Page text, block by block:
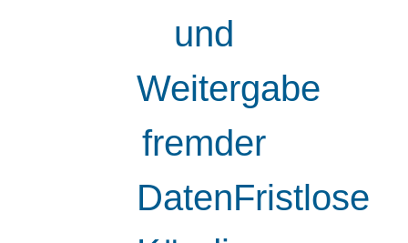
und
Weitergabe
fremder
DatenFristlose